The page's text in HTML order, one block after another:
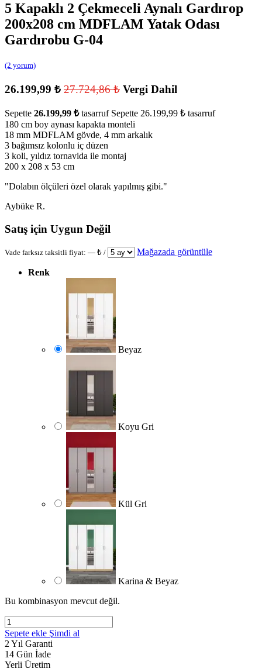
5 Kapaklı 2 Çekmeceli Aynalı Gardırop
200x208 cm MDFLAM Yatak Odası
Gardırobu G-04
(2 yorum)
26.199,99 ₺ 27.724,86₺ Vergi Dahil
Sepette 26.199,99 ₺ tasarruf Sepette 26.199,99 ₺ tasarruf
180 cm boy aynası kapakta monteli
18 mm MDFLAM gövde, 4 mm arkalık
3 bağımsız kolonlu iç düzen
3 koli, yıldız tornavida ile montaj
200 x 208 x 53 cm
"Dolabın ölçüleri özel olarak yapılmış gibi."
Aybüke R.
Satış için Uygun Değil
Vade farksız taksitli fiyat: — ₺ / Mağazada görüntüle
Renk
Beyaz
Koyu Gri
Kül Gri
Karina & Beyaz
Bu kombinasyon mevcut değil.
Sepete ekle Şimdi al
2 Yıl Garanti
14 Gün İade
Yerli Üretim